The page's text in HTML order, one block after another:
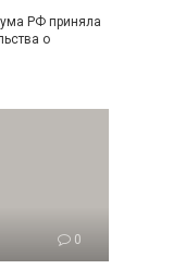
РФ приняла
о
0